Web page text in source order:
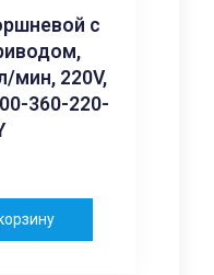
с
мин, 220V,
360-220-